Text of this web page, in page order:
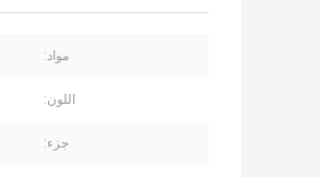
مواد:
اللون:
جزء: